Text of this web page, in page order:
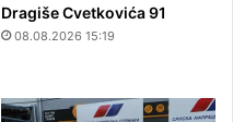
Dragiše Cvetkovića 91
08.08.2026 15:19